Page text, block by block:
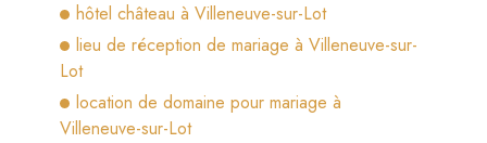
hôtel château à Villeneuve-sur-Lot
lieu de réception de mariage à Villeneuve-sur-
Lot
location de domaine pour mariage à
Villeneuve-sur-Lot